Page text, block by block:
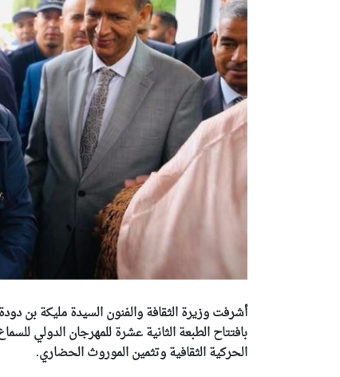
أشرفت وزيرة الثقافة والفنون السيدة مليكة بن
بافتتاح الطبعة الثانية عشرة للمهرجان الدولي
الحركية الثقافية وتثمين الموروث الحضاري.